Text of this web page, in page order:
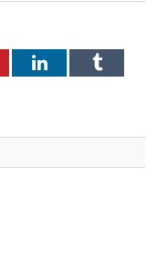
LinkedInTumblr